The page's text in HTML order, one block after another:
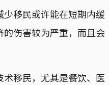
少移民或许能在短期内缓
伤害较为严重，而且会
移民，尤其是餐饮、医